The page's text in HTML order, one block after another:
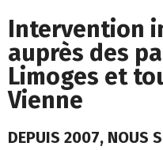
Intervention
auprès des
Limoges et
Vienne
DEPUIS 2007, NOUS